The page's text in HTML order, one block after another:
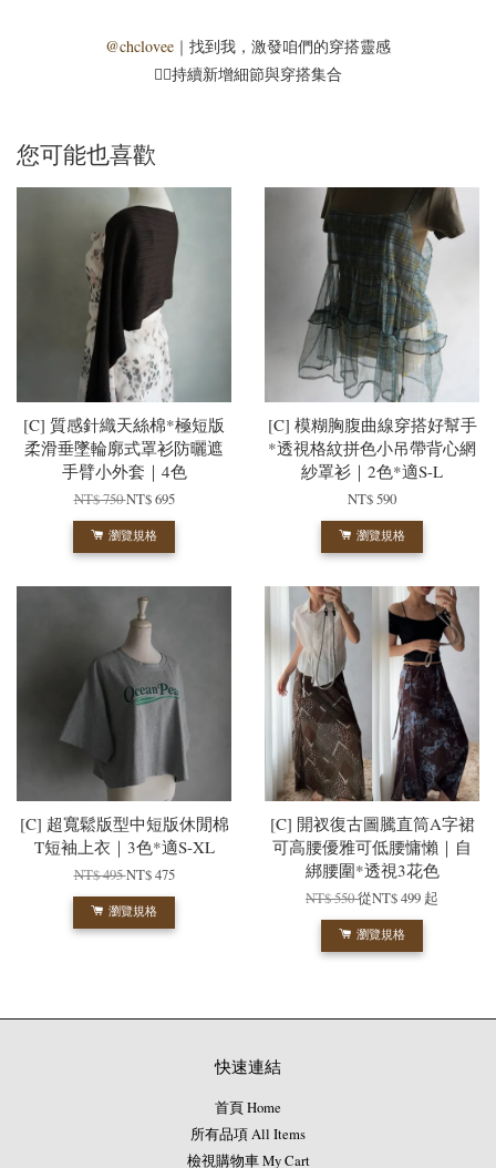
@chclovee ｜找到我，激發咱們的穿搭靈感
☝🏻持續新增細節與穿搭集合
您可能也喜歡
[C] 質感針織天絲棉*極短版
柔滑垂墜輪廓式罩衫防曬遮
手臂小外套｜4色
NT$ 750NT$ 695
瀏覽規格
[C] 模糊胸腹曲線穿搭好幫手
*透視格紋拼色小吊帶背心網
紗罩衫｜2色*適S-L
NT$ 590
瀏覽規格
[C] 超寬鬆版型中短版休閒棉
T短袖上衣｜3色*適S-XL
NT$ 495NT$ 475
瀏覽規格
[C] 開衩復古圖騰直筒A字裙
可高腰優雅可低腰慵懶｜自
綁腰圍*透視3花色
NT$ 550從NT$ 499 起
瀏覽規格
快速連結
首頁 Home
所有品項 All Items
檢視購物車 My Cart